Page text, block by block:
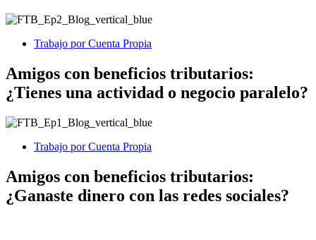
Trabajo por Cuenta Propia
Amigos con beneficios tributarios:
¿Tienes una actividad o negocio paralelo?
Trabajo por Cuenta Propia
Amigos con beneficios tributarios:
¿Ganaste dinero con las redes sociales?